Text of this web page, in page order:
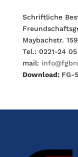
Schriftliche
Maybachstr.
Tel.: 0221-24
mail:
Download: FG-